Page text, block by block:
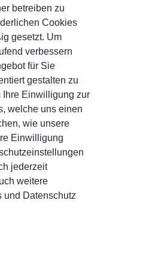
betreiben zu
Cookies
gesetzt. Um
verbessern
für Sie
gestalten zu
Ihre Einwilligung zur
welche uns einen
wie unsere
Einwilligung
jederzeit
weitere
und Datenschutz
approval
*